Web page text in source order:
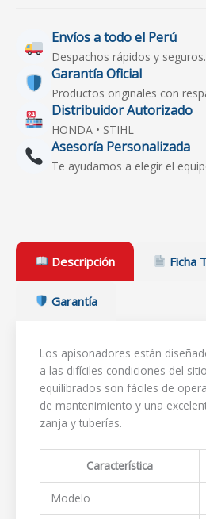
Envíos a todo el Perú
Despachos rápidos y seguros.
Garantía Oficial
Productos originales con
Distribuidor Autorizado
HONDA • STIHL
Asesoría Personalizada
Te ayudamos a elegir el
Descripción Ficha
Garantía
Los apisonadores están
a las difíciles condiciones del
equilibrados son fáciles de
de mantenimiento y una
zanja y tuberías.
Característica
Modelo